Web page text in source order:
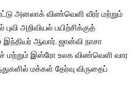
அனலாக் விண்வெளி வீரர் மற்றும்
அறிவியல் பயிற்சிக்குத்
இந்தியர் ஆவார். ஜான்வி நாசா
இஸ்ரோ உலக விண்வெளி வார
மக்கள் தேர்வு விருதைப்